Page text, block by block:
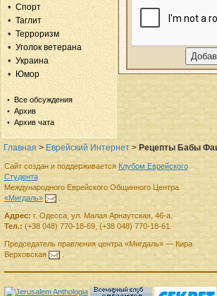
Спорт
Таглит
Терроризм
Уголок ветерана
Украина
Юмор
Все обсуждения
Архив
Архив чата
Главная > Еврейский Интернет > Рецепты Бабы
Сайт создан и поддерживается Клубом Еврейского
Студента
Международного Еврейского Общинного Центра
«Мигдаль»
.
Адрес: г. Одесса, ул. Малая Арнаутская, 46-а.
Тел.: (+38 048) 770-18-69, (+38 048) 770-18-61
Председатель правленияцентра «Мигдаль»— Кира
Верховская
.